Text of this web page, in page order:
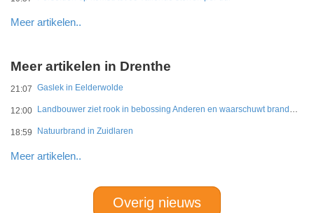
Meer artikelen..
Meer artikelen in Drenthe
21:07 Gaslek in Eelderwolde
12:00 Landbouwer ziet rook in bebossing Anderen en waarschuwt brandweer
18:59 Natuurbrand in Zuidlaren
Meer artikelen..
Overig nieuws